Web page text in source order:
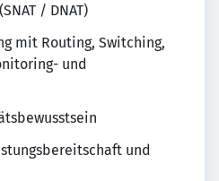
/ DNAT)
mit Routing, Switching,
und
und